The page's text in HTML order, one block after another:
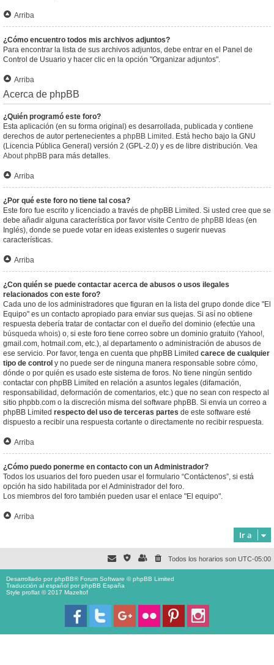
Arriba
¿Cómo encuentro todos mis archivos adjuntos?
Para encontrar la lista de sus archivos adjuntos, debe entrar en el Panel de
Control de Usuario y hacer clic en la opción "Organizar adjuntos".
Arriba
Acerca de phpBB
¿Quién programó este foro?
Esta aplicación (en su forma original) es desarrollada, publicada y contiene
derechos de autor pertenecientes a phpBB Limited . Está hecho bajo la GNU
(Licencia Pública General) versión 2 (GPL-2.0) y es de libre distribución. Vea
About phpBB para más detalles.
Arriba
¿Por qué este foro no tiene tal cosa?
Este foro fue escrito y licenciado a través de phpBB Limited. Si usted cree que se
debe añadir alguna característica por favor visite Centro de phpBB Ideas (en
Inglés), donde se puede votar en ideas existentes o sugerir nuevas
características.
Arriba
¿Con quién se puede contactar acerca de abusos o usos ilegales
relacionados con este foro?
Cada uno de los administradores que figuran en la lista del grupo donde dice "El
Equipo" es un contacto apropiado para enviar sus quejas. Si así no obtiene
respuesta debería tratar de contactar con el dueño del dominio (efectúe una
búsqueda whois) o, si este foro tiene correo sobre un dominio gratuito (Yahoo!,
gmail.com, hotmail.com, etc.), al departamento o administración de abusos de
ese servicio. Por favor, tenga en cuenta que phpBB Limited carece de cualquier
tipo de control y no puede ser de ninguna manera responsable sobre cómo,
dónde o por quién es usado este sistema de foros. No tiene ningún sentido
contactar con phpBB Limited en relación a asuntos legales (difamación,
responsabilidad, deformación de comentarios, etc.) que no sean con respecto al
sitio phpbb.com o la discreción misma del software phpBB. Si envia un correo a
phpBB Limited respecto del uso de terceras partes de este software esté
dispuesto a recibir una respuesta cortante o directamente no recibir respuesta.
Arriba
¿Cómo puedo ponerme en contacto con un Administrador?
Todos los usuarios del foro pueden usar el formulario “Contáctenos”, si está
opción ha sido habilitada por el Administrador del foro.
Los miembros del foro también pueden usar el enlace "El equipo".
Arriba
Ir a
Todos los horarios son UTC-05:00
Desarrollado porphpBB® Forum Software © phpBB Limited
Traducción al español porphpBB España
Style proflat © 2017 Mazeltof